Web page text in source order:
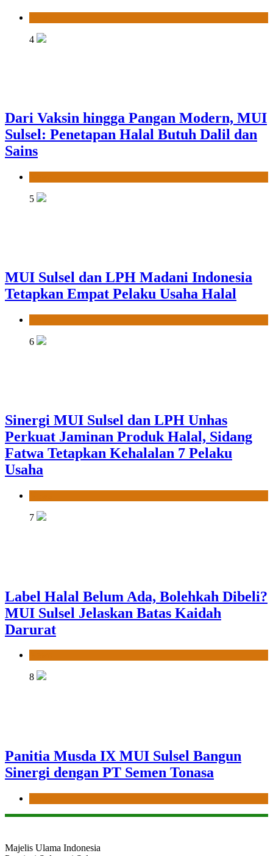
4
Dari Vaksin hingga Pangan Modern, MUI
Sulsel: Penetapan Halal Butuh Dalil dan
Sains
5
MUI Sulsel dan LPH Madani Indonesia
Tetapkan Empat Pelaku Usaha Halal
6
Sinergi MUI Sulsel dan LPH Unhas
Perkuat Jaminan Produk Halal, Sidang
Fatwa Tetapkan Kehalalan 7 Pelaku
Usaha
7
Label Halal Belum Ada, Bolehkah Dibeli?
MUI Sulsel Jelaskan Batas Kaidah
Darurat
8
Panitia Musda IX MUI Sulsel Bangun
Sinergi dengan PT Semen Tonasa
Majelis Ulama Indonesia